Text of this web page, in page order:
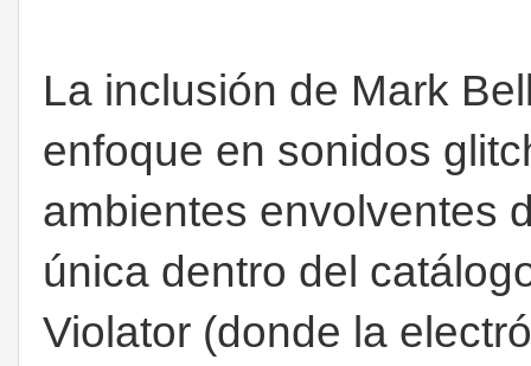
La inclusión de Mark
enfoque en sonidos
ambientes envolventes
única dentro del
Violator (donde la